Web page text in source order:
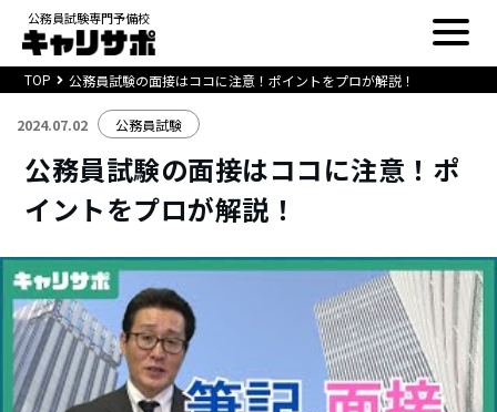
公務員試験専門予備校
TOP 公務員試験の面接はココに注意！ポイントをプロが解説！
2024.07.02 公務員試験
公務員試験の面接はココに注意！ポ
イントをプロが解説！